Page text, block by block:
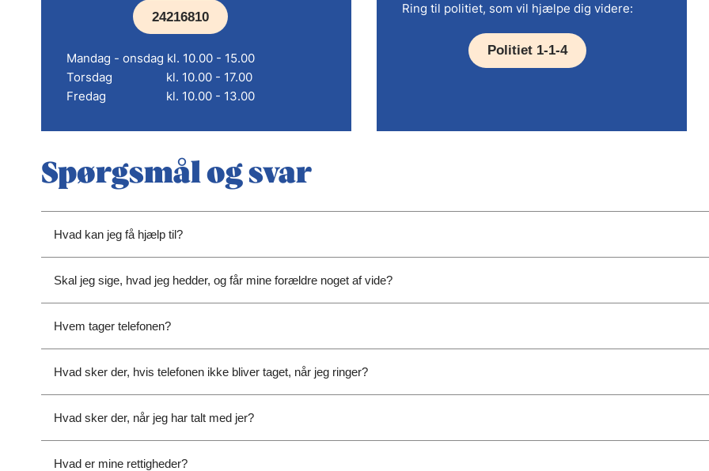
24216810
Mandag - onsdag kl. 10.00 - 15.00
Torsdag kl. 10.00 - 17.00
Fredag kl. 10.00 - 13.00
Ring til politiet, som vil hjælpe dig videre:
Politiet 1-1-4
Spørgsmål og svar
Hvad kan jeg få hjælp til?
Skal jeg sige, hvad jeg hedder, og får mine forældre noget af vide?
Hvem tager telefonen?
Hvad sker der, hvis telefonen ikke bliver taget, når jeg ringer?
Hvad sker der, når jeg har talt med jer?
Hvad er mine rettigheder?